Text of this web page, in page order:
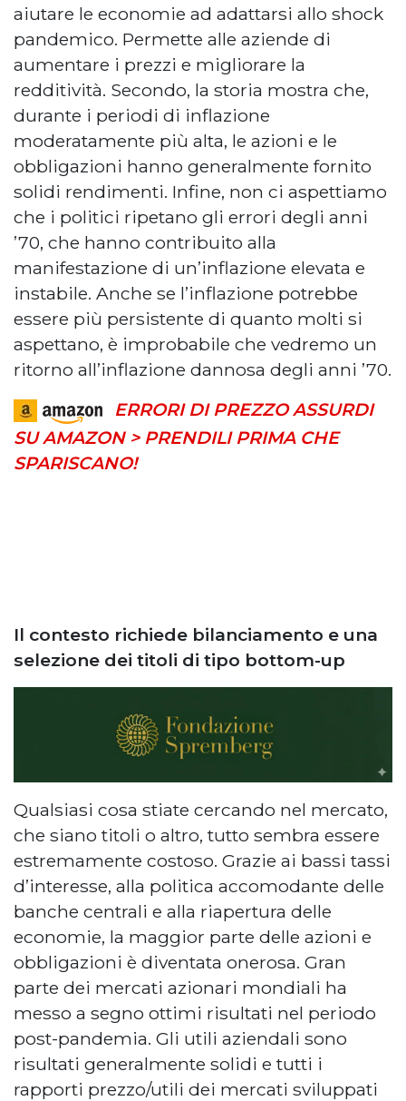
aiutare le economie ad adattarsi allo shock
pandemico. Permette alle aziende di
aumentare i prezzi e migliorare la
redditività. Secondo, la storia mostra che,
durante i periodi di inflazione
moderatamente più alta, le azioni e le
obbligazioni hanno generalmente fornito
solidi rendimenti. Infine, non ci aspettiamo
che i politici ripetano gli errori degli anni
’70, che hanno contribuito alla
manifestazione di un’inflazione elevata e
instabile. Anche se l’inflazione potrebbe
essere più persistente di quanto molti si
aspettano, è improbabile che vedremo un
ritorno all’inflazione dannosa degli anni ’70.
ERRORI DI PREZZO ASSURDI
SU AMAZON > PRENDILI PRIMA CHE
SPARISCANO!
Il contesto richiede bilanciamento e una
selezione dei titoli di tipo bottom-up
Qualsiasi cosa stiate cercando nel mercato,
che siano titoli o altro, tutto sembra essere
estremamente costoso. Grazie ai bassi tassi
d’interesse, alla politica accomodante delle
banche centrali e alla riapertura delle
economie, la maggior parte delle azioni e
obbligazioni è diventata onerosa. Gran
parte dei mercati azionari mondiali ha
messo a segno ottimi risultati nel periodo
post-pandemia. Gli utili aziendali sono
risultati generalmente solidi e tutti i
rapporti prezzo/utili dei mercati sviluppati